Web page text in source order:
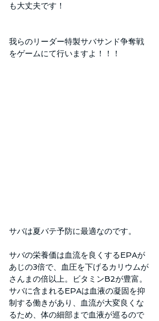
も大丈夫です！
我らのリーダー特製サバサンド争奪戦
をゲームにて行いますよ！！！
サバは夏バテ予防に最適なのです。
サバの栄養価は血流を良くするEPAが
あじの3倍で、血圧を下げるカリウムが
さんまの倍以上。ビタミンB2が豊富。
サバに含まれるEPAは血液の凝固を抑
制する働きがあり、血流が大変良くな
るため、体の細部まで血液が巡るので